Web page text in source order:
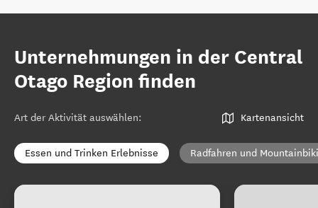
Unternehmungen in der Central
Otago Region finden
Art der Aktivität auswählen: Kartenansicht
Essen und Trinken Erlebnisse Radfahren und